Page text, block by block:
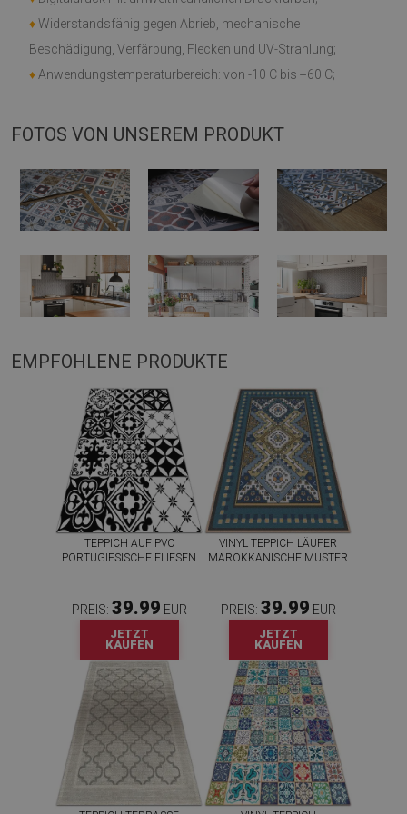
♦Widerstandsfähig gegen Abrieb, mechanische
Beschädigung, Verfärbung, Flecken und UV-Strahlung;
♦ Anwendungstemperaturbereich: von -10 C bis +60 C;
FOTOS VON UNSEREM PRODUKT
EMPFOHLENE PRODUKTE
TEPPICH AUF PVC
PORTUGIESISCHE FLIESEN
PREIS: 39.99 EUR
JETZT
KAUFEN
VINYL TEPPICH LÄUFER
MAROKKANISCHE MUSTER
PREIS: 39.99 EUR
JETZT
KAUFEN